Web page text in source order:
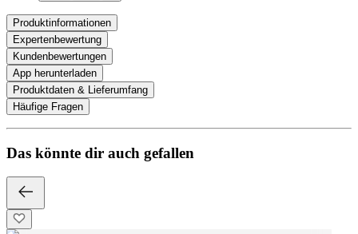
Produktinformationen
Expertenbewertung
Kundenbewertungen
App herunterladen
Produktdaten & Lieferumfang
Häufige Fragen
Das könnte dir auch gefallen